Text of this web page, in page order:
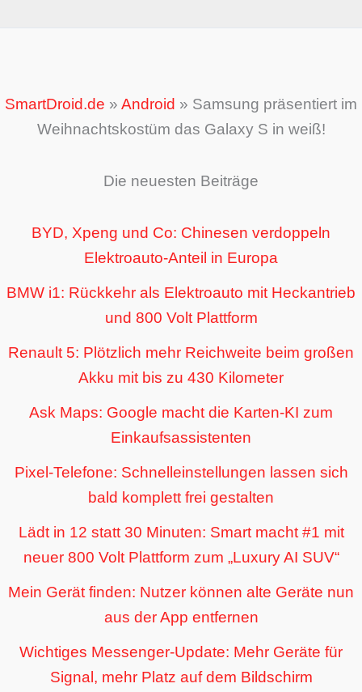
SmartDroid.de » Android » Samsung präsentiert im
Weihnachtskostüm das Galaxy S in weiß!
Die neuesten Beiträge
BYD, Xpeng und Co: Chinesen verdoppeln
Elektroauto-Anteil in Europa
BMW i1: Rückkehr als Elektroauto mit Heckantrieb
und 800 Volt Plattform
Renault 5: Plötzlich mehr Reichweite beim großen
Akku mit bis zu 430 Kilometer
Ask Maps: Google macht die Karten-KI zum
Einkaufsassistenten
Pixel-Telefone: Schnelleinstellungen lassen sich
bald komplett frei gestalten
Lädt in 12 statt 30 Minuten: Smart macht #1 mit
neuer 800 Volt Plattform zum „Luxury AI SUV“
Mein Gerät finden: Nutzer können alte Geräte nun
aus der App entfernen
Wichtiges Messenger-Update: Mehr Geräte für
Signal, mehr Platz auf dem Bildschirm